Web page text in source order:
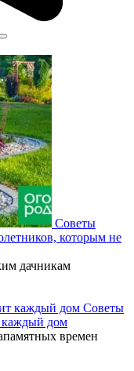
Советы
которым не
дачникам
Советы
каждый дом
времен